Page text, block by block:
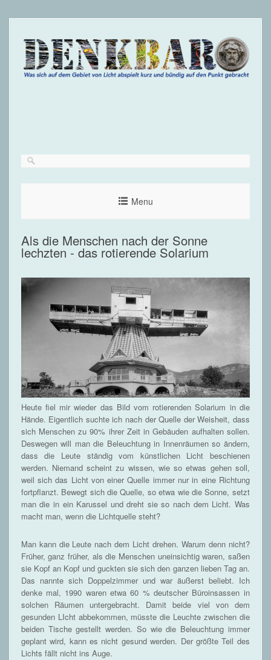
Menu
Als die Menschen nach der Sonne
lechzten - das rotierende Solarium
Heute fiel mir wieder das Bild vom rotierenden Solarium in die
Hände. Eigentlich suchte ich nach der Quelle der Weisheit, dass
sich Menschen zu 90% ihrer Zeit in Gebäuden aufhalten sollen.
Deswegen will man die Beleuchtung in Innenräumen so ändern,
dass die Leute ständig vom künstlichen Licht beschienen
werden. Niemand scheint zu wissen, wie so etwas gehen soll,
weil sich das Licht von einer Quelle immer nur in eine Richtung
fortpflanzt. Bewegt sich die Quelle, so etwa wie die Sonne, setzt
man die in ein Karussel und dreht sie so nach dem Licht. Was
macht man, wenn die Lichtquelle steht?
Man kann die Leute nach dem Licht drehen. Warum denn nicht?
Früher, ganz früher, als die Menschen uneinsichtig waren, saßen
sie Kopf an Kopf und guckten sie sich den ganzen lieben Tag an.
Das nannte sich Doppelzimmer und war äußerst beliebt. Ich
denke mal, 1990 waren etwa 60 % deutscher Büroinsassen in
solchen Räumen untergebracht. Damit beide viel von dem
gesunden LIcht abbekommen, müsste die Leuchte zwischen die
beiden Tische gestellt werden. So wie die Beleuchtung immer
geplant wird, kann es nicht gesund werden. Der größte Teil des
Lichts fällt nicht ins Auge.